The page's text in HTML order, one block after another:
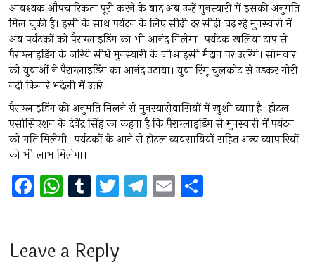
आवश्यक औपचारिकता पूरी करने के बाद अब उन्हें मुनस्यारी में इसकी अनुमति
मिल चुकी है। इसी के साथ पर्यटन के लिए सीढ़ी दर सीढ़ी चढ़ रहे मुनस्यारी में
अब पर्यटकों को पैराग्लाइडिंग का भी आनंद मिलेगा। पर्यटक खलिया टाप से
पैराग्लाइडिंग के जरिये सीधे मुनस्यारी के जीआइसी मैदान पर उतरेंगे। सोमवार
को युवाओं ने पैराग्लाइडिंग का आनंद उठाया। युवा रिंगू चुलकोट से उड़कर गोरी
नदी किनारे भदेली में उतरे।
पैराग्लाइडिंग की अनुमति मिलने से मुनस्यारीवासियों में खुशी व्याप्त है। होटल
एसोसिएशन के देवेंद्र सिंह का कहना है कि पैराग्लाइडिंग से मुनस्यारी में पर्यटन
को गति मिलेगी। पर्यटकों के आने से होटल व्यवसायियों सहित अन्य व्यापारियों
को भी लाभ मिलेगा।
F
a
b
W
h
s
T
u
bl
T
wi
er
T
el
E
m
Leave a Reply